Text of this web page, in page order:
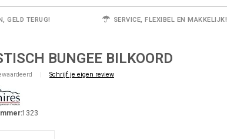
GELD TERUG! SERVICE, FLEXIBEL EN MAKKELIJK!
BUNGEE BILKOORD
| Schrijf je eigen review
1323